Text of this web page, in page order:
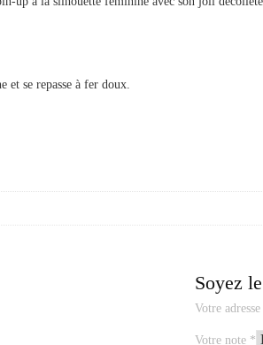
et se repasse à fer doux.
Soyez
Votre
Votre note *